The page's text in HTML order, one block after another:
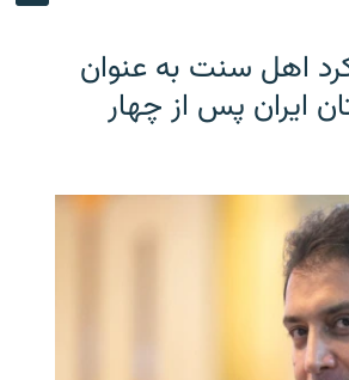
اهل سنت به عنوان
ایران پس از چهار